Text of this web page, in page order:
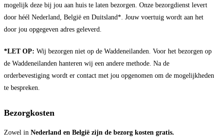
mogelijk deze bij jou aan huis te laten bezorgen. Onze bezorgdienst levert
door héél Nederland, België en Duitsland*. Jouw voertuig wordt aan het
door jou opgegeven adres geleverd.
*LET OP: Wij bezorgen niet op de Waddeneilanden. Voor het bezorgen op
de Waddeneilanden hanteren wij een andere methode. Na de
orderbevestiging wordt er contact met jou opgenomen om de mogelijkheden
te bespreken.
Bezorgkosten
Zowel in Nederland en België zijn de bezorg kosten gratis.